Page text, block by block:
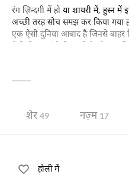
रंग ज़िन्दगी में हो या शायरी में, हुस्न में
अच्छी तरह सोच समझ कर किया गया
एक ऐसी दुनिया आबाद है जिनसे बाहर
ऐसी ही एक रंगोली बनती है जो
शेर 49 नज़्म 17
होली में